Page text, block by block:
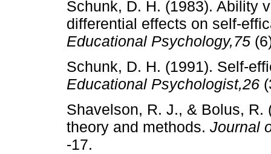
Schunk, D. H. (1983). Ability
differential effects on
Educational Psychology,75
Schunk, D. H. (1991).
Educational Psychologist,26
Shavelson, R. J., & Bolus, R.
theory and methods. Journal
‑17.